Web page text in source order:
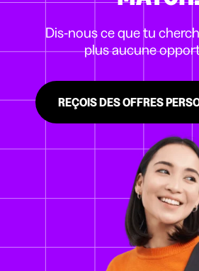
Dis-nous ce que tu
plus aucune
REÇOIS DES OFFRES